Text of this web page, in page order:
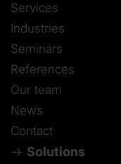
Services
Industries
Seminars
References
Our team
News
Contact
Solutions